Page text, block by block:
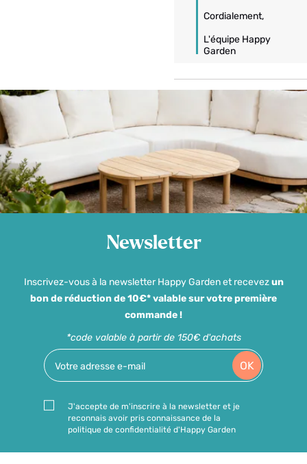
Cordialement,
L'équipe Happy
Newsletter
Inscrivez-vous à la newsletter Happy Garden et recevezun
bon de réduction de 10€* valable sur votre première
commande !
*code valable à partir de 150€ d'achats
OK
J'accepte de m'inscrire à la newsletter et je
reconnais avoir pris connaissance de la
politique de confidentialité d'Happy Garden